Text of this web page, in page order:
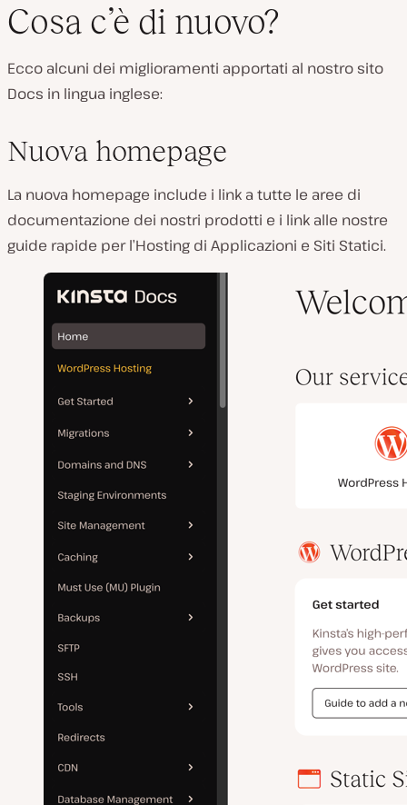
Cosa c’è di nuovo?
Ecco alcuni dei miglioramenti apportati al nostro sito
Docs in lingua inglese:
Nuova homepage
La nuova homepage include i link a tutte le aree di
documentazione dei nostri prodotti e i link alle nostre
guide rapide per l’Hosting di Applicazioni e Siti Statici.